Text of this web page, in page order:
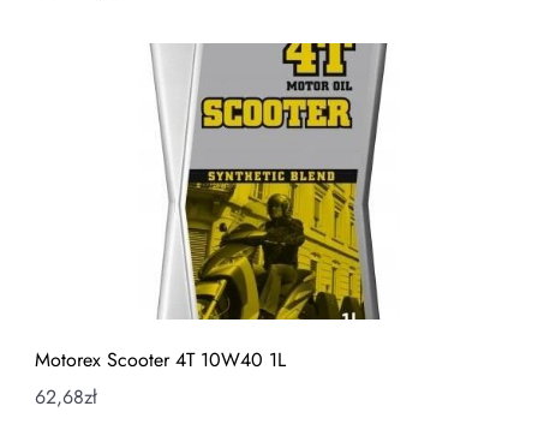
Motorex Scooter 4T 10W40 1L
62,68zł